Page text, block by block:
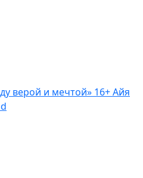
верой и мечтой» 16+ Айя